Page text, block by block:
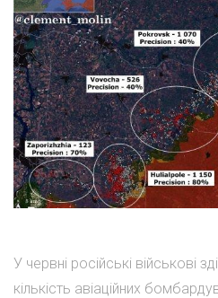
У червні російські військові
кількість авіаційних